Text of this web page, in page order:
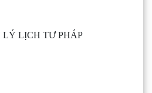
LỊCH TƯ PHÁP